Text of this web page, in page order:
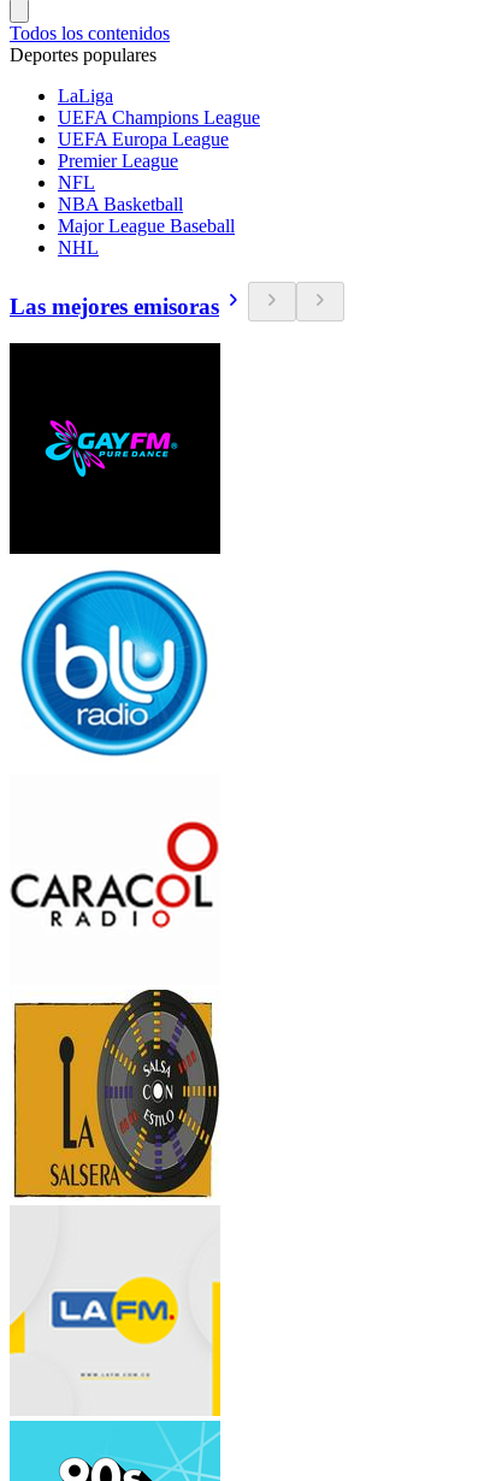
Todos los contenidos
Deportes populares
LaLiga
UEFA Champions League
UEFA Europa League
Premier League
NFL
NBA Basketball
Major League Baseball
NHL
Las mejores emisoras